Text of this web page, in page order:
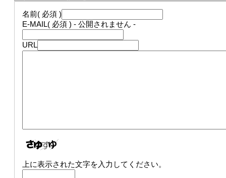
名前( 必須 )
E-MAIL( 必須 ) - 公開されません -
URL
上に表示された文字を入力してください。